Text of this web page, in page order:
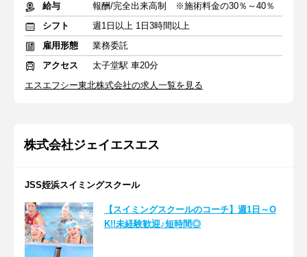
給与
報酬/完全出来高制 ※施術料金の30％～40％
シフト
週1日以上 1日3時間以上
雇用形態
業務委託
アクセス
太子堂駅 車20分
エスエフシー東北株式会社の求人一覧を見る
株式会社ジェイエスエス
JSS姪浜スイミングスクール
【スイミングスクールのコーチ】週1日～O
K!!未経験歓迎♪短時間◎